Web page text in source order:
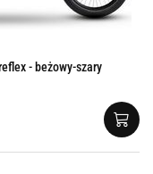
- beżowy-szary